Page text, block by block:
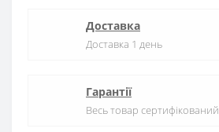
Доставка
Доставка 1 день
Гарантії
Весь товар сертифікований